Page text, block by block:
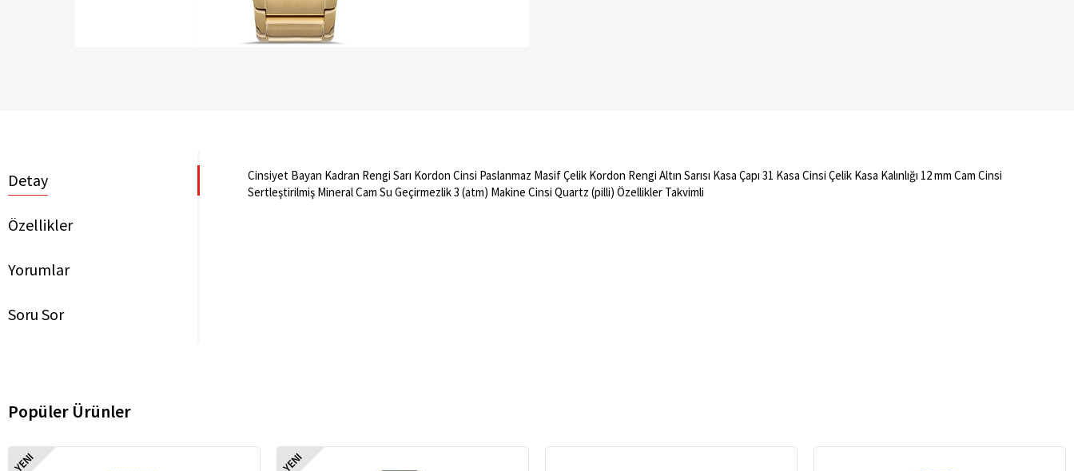
Detay
Özellikler
Yorumlar
Soru Sor
Cinsiyet Bayan Kadran Rengi Sarı Kordon Cinsi Paslanmaz Masif Çelik Kordon Rengi Altın Sarısı Kasa Çapı 31 Kasa Cinsi Çelik Kasa Kalınlığı 12 mm Cam Cinsi
Sertleştirilmiş Mineral Cam Su Geçirmezlik 3 (atm) Makine Cinsi Quartz (pilli) Özellikler Takvimli
Popüler Ürünler
YENI YENI